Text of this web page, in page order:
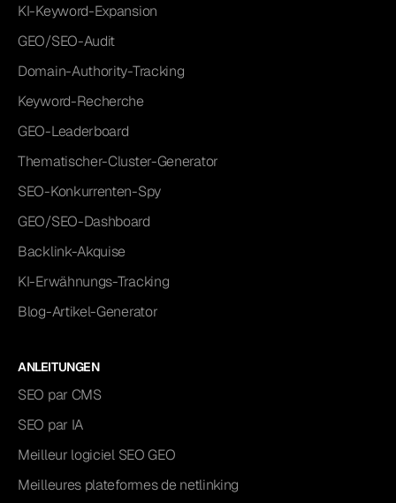
KI-Keyword-Expansion
GEO/SEO-Audit
Domain-Authority-Tracking
Keyword-Recherche
GEO-Leaderboard
Thematischer-Cluster-Generator
SEO-Konkurrenten-Spy
GEO/SEO-Dashboard
Backlink-Akquise
KI-Erwähnungs-Tracking
Blog-Artikel-Generator
ANLEITUNGEN
SEO par CMS
SEO par IA
Meilleur logiciel SEO GEO
Meilleures plateformes de netlinking